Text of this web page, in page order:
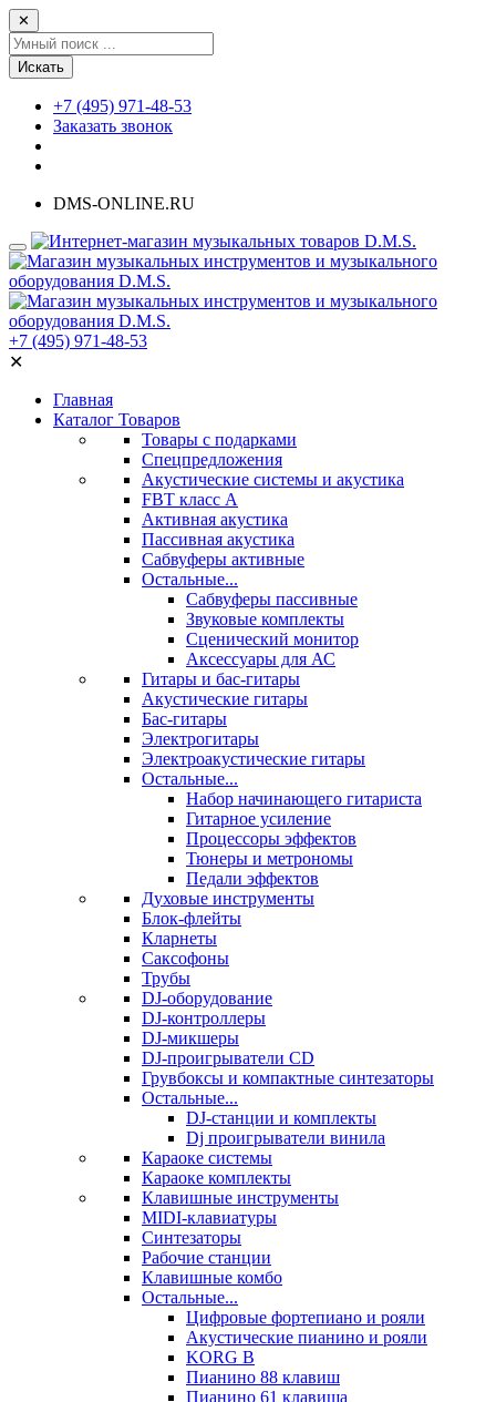
✕
Искать
+7 (495) 971-48-53
Заказать звонок
DMS-ONLINE.RU
+7 (495) 971-48-53
✕
Главная
Каталог Товаров
Товары с подарками
Спецпредложения
Акустические системы и акустика
FBT класс А
Активная акустика
Пассивная акустика
Сабвуферы активные
Остальные...
Сабвуферы пассивные
Звуковые комплекты
Сценический монитор
Аксессуары для АС
Гитары и бас-гитары
Акустические гитары
Бас-гитары
Электрогитары
Электроакустические гитары
Остальные...
Набор начинающего гитариста
Гитарное усиление
Процессоры эффектов
Тюнеры и метрономы
Педали эффектов
Духовые инструменты
Блок-флейты
Кларнеты
Саксофоны
Трубы
DJ-оборудование
DJ-контроллеры
DJ-микшеры
DJ-проигрыватели CD
Грувбоксы и компактные синтезаторы
Остальные...
DJ-станции и комплекты
Dj проигрыватели винила
Караоке системы
Караоке комплекты
Клавишные инструменты
MIDI-клавиатуры
Синтезаторы
Рабочие станции
Клавишные комбо
Остальные...
Цифровые фортепиано и рояли
Акустические пианино и рояли
KORG B
Пианино 88 клавиш
Пианино 61 клавиша